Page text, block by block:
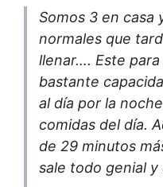
Somos 3 en casa
normales que
llenar…. Este
bastante
al día por la
comidas del día.
de 29 minutos
sale todo genial